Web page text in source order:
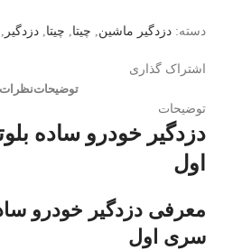
دسته: دزدگیر ماشین, چیتا, چیتا, دزدگیر ,
اشتراک گذاری
توضیحاتنظرات
توضیحات
دزدگیر خودرو ساده
اول
معرفی دزدگیر خودرو
سری اول